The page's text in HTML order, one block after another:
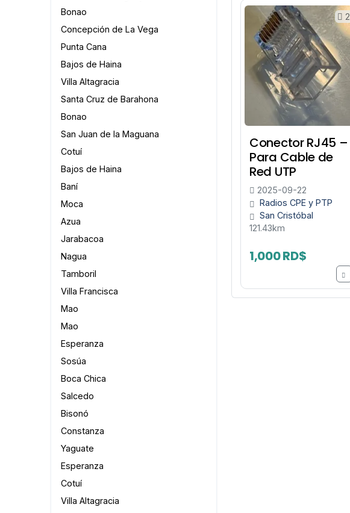
Bonao
Concepción de La Vega
Punta Cana
Bajos de Haina
Villa Altagracia
Santa Cruz de Barahona
Bonao
San Juan de la Maguana
Cotuí
Bajos de Haina
Baní
Moca
Azua
Jarabacoa
Nagua
Tamboril
Villa Francisca
Mao
Mao
Esperanza
Sosúa
Boca Chica
Salcedo
Bisonó
Constanza
Yaguate
Esperanza
Cotuí
Villa Altagracia
2
Conector RJ45 –
Para Cable de
Red UTP
2025-09-22
Radios CPE y PTP
San Cristóbal
121.43km
1,000 RD$